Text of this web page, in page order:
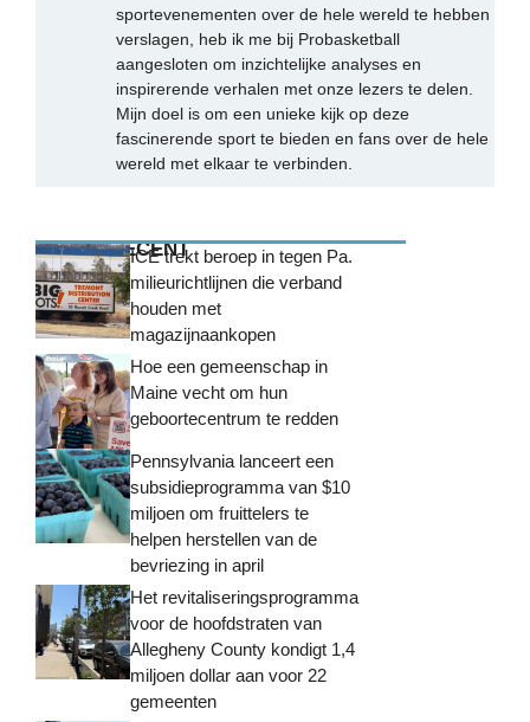
sportevenementen over de hele wereld te hebben
verslagen, heb ik me bij Probasketball
aangesloten om inzichtelijke analyses en
inspirerende verhalen met onze lezers te delen.
Mijn doel is om een unieke kijk op deze
fascinerende sport te bieden en fans over de hele
wereld met elkaar te verbinden.
MEEST RECENTICE trekt beroep in tegen Pa.
milieurichtlijnen die verband
houden met
magazijnaankopen
Hoe een gemeenschap in
Maine vecht om hun
geboortecentrum te redden
Pennsylvania lanceert een
subsidieprogramma van $10
miljoen om fruittelers te
helpen herstellen van de
bevriezing in april
Het revitaliseringsprogramma
voor de hoofdstraten van
Allegheny County kondigt 1,4
miljoen dollar aan voor 22
gemeenten